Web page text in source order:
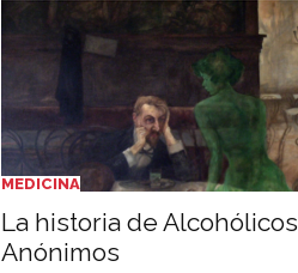
MEDICINA
La historia de Alcohólicos
Anónimos